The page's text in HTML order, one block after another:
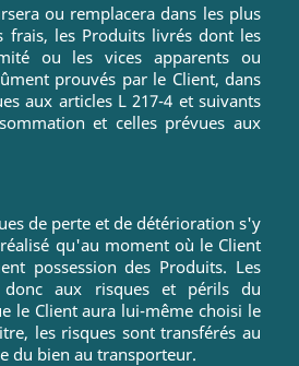
ou remplacera dans les plus
frais, les Produits livrés dont les
ou les vices apparents ou
prouvés par le Client, dans
aux articles L 217-4 et suivants
et celles prévues aux
de perte et de détérioration s'y
qu'au moment où le Client
possession des Produits. Les
donc aux risques et périls du
le Client aura lui-même choisi le
les risques sont transférés au
du bien au transporteur.